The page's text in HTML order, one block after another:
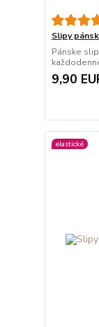
Slipy
Pánske
9,90
elastické